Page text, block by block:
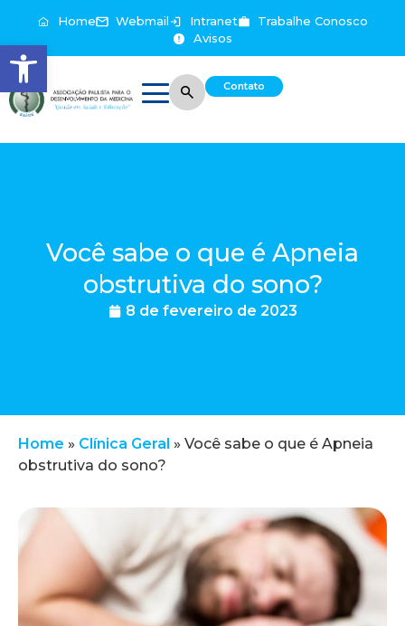
Abrir a barra de ferramentas
Home Webmail Intranet
Trabalhe Conosco
Avisos
Contato
Você sabe o que é Apneia
obstrutiva do sono?
8 de fevereiro de 2023
Home » Clínica Geral » Você sabe o que é Apneia
obstrutiva do sono?